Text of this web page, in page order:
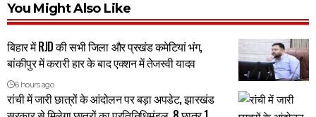
You Might Also Like
बिहार में RJD की सभी जिला और प्रखंड कमेटियां भंग,
बांकीपुर में करारी हार के बाद एक्शन में तेजस्वी यादव
6 hours ago
रांची में जारी छात्रों के आंदोलन पर बड़ा अपडेट, झारखंड